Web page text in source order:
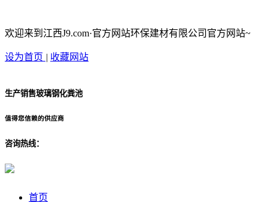
欢迎来到江西J9.com·官方网站环保建材有限公司官方网站~
设为首页 | 收藏网站
生产销售玻璃钢化粪池
值得您信赖的供应商
咨询热线：
首页